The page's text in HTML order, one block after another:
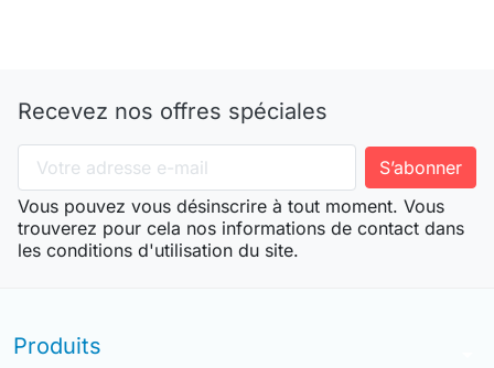
Recevez nos offres spéciales
Vous pouvez vous désinscrire à tout moment. Vous
trouverez pour cela nos informations de contact dans
les conditions d'utilisation du site.
Produits